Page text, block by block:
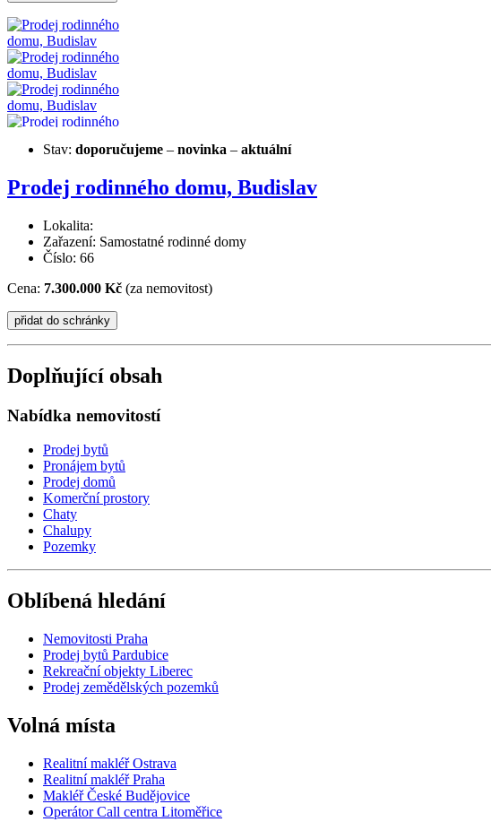
Stav: doporučujeme – novinka – aktuální
Prodej rodinného domu, Budislav
Lokalita:
Zařazení: Samostatné rodinné domy
Číslo: 66
Cena: 7.300.000 Kč (za nemovitost)
Doplňující obsah
Nabídka nemovitostí
Prodej bytů
Pronájem bytů
Prodej domů
Komerční prostory
Chaty
Chalupy
Pozemky
Oblíbená hledání
Nemovitosti Praha
Prodej bytů Pardubice
Rekreační objekty Liberec
Prodej zemědělských pozemků
Volná místa
Realitní makléř Ostrava
Realitní makléř Praha
Makléř České Budějovice
Operátor Call centra Litoměřice